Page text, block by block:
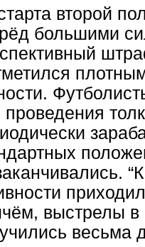
второй
большими
выстрелы
весьма